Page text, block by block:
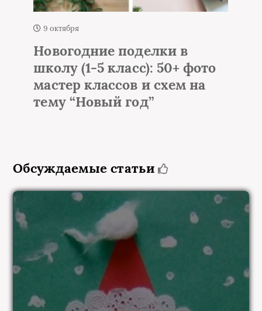
9 октября
Новогодние поделки в
школу (1-5 класс): 50+ фото
мастер классов и схем на
тему “Новый год”
Обсуждаемые статьи